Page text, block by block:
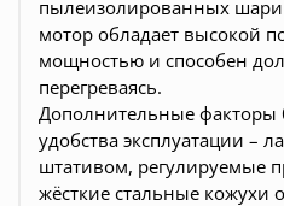
пылеизолированных
мотор обладает высокой
мощностью и способен
перегреваясь.
Дополнительные факторы
удобства эксплуатации –
штативом, регулируемые
жёсткие стальные кожухи